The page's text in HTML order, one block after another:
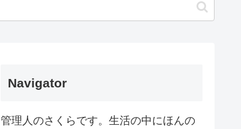
Navigator
管理人のさくらです。生活の中にほんの